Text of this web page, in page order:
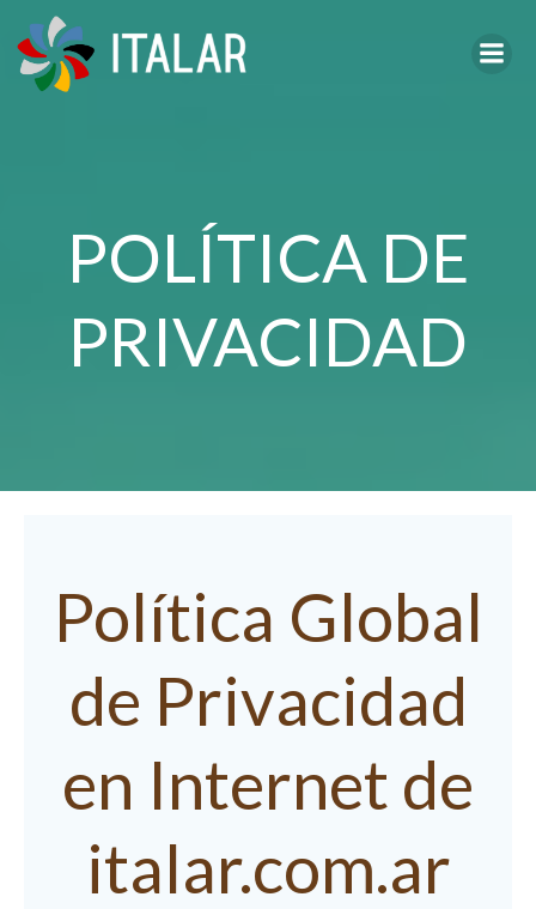
POLÍTICA DE
PRIVACIDAD
Política Global
de Privacidad
en Internet de
italar.com.ar